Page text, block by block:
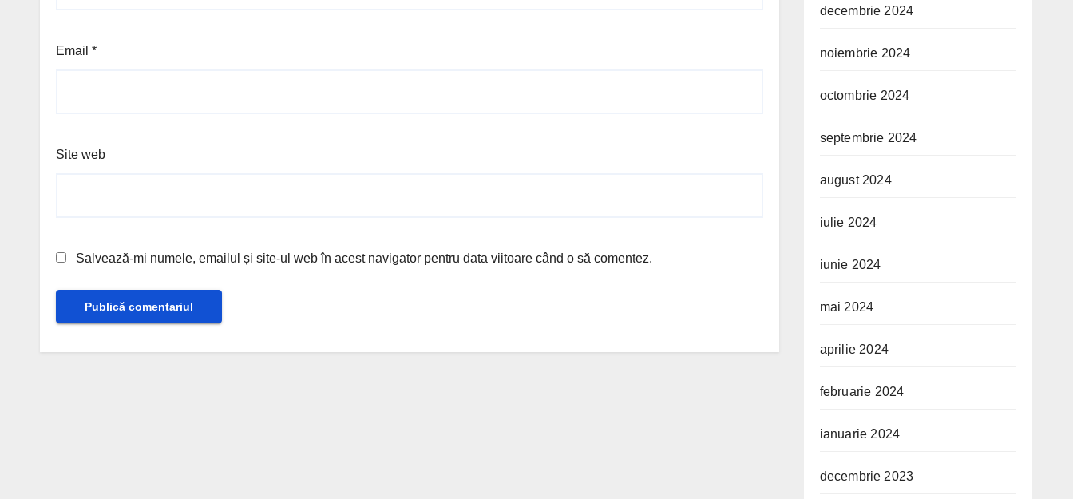
Email *
Site web
Salvează-mi numele, emailul și site-ul web în acest navigator pentru data viitoare când o să comentez.
decembrie 2024
noiembrie 2024
octombrie 2024
septembrie 2024
august 2024
iulie 2024
iunie 2024
mai 2024
aprilie 2024
februarie 2024
ianuarie 2024
decembrie 2023